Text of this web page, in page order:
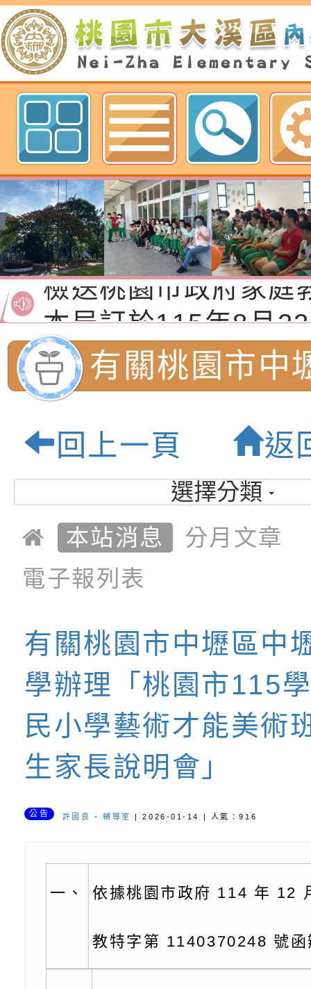
歡迎參觀：桃園市內柵國民小學網
函轉國家通訊傳播委
「2026城鎮韌性（
－行動網路降速演練
畫」
為強化「2026城鎮
演習」，全民防空意
檢送桃園市政府家庭
「小桃家8月課程資
期親子電影營」、「
桃」、「愛『原原』
幸福系列講座及成長
報各1份
本局訂於115年8月
六)辦理「2026桃園
系列活動—儒門初開
函轉桃園市政府「
性(防空)演習執行計
（防空）演習－行動
演練」
檢送桃園市政府家庭
節慶祝活動」海報電
交通安全宣導標語播
道安宣導影像素材
檢送桃園市政府LED
字稿及LCD託播影片
檢送行政院新聞傳播
月份公共服務政策溝
訊
檢送本市馬祖新村眷
區《植地有聲》主題
有關本市辦理115年
專注力研習營 「正
緒學習與生命教育(
梯次)」
檢送桃園市政府LED
字稿及LCD託播影片
函轉「2026台東博
海報電子檔及活動介
檢送桃園市政府家庭
「小桃家7月課程資
「HELLO新鮮人」
養練習題」、「青少
徵件活動」海報
有關本局115年「暑
年─青春專案」LED
字稿
為配合政府政策宣導
者權益暨落實保護青
檢送桃園市政府LED
字稿及LCD託播影（
函轉有關身心障礙者
（CRPD）第三次國
約專要文件及附件英
檢送行政院新聞傳播
月份公共服務政策溝
訊
轉知教育部國民及學
辦理「115年度促進
檢送桃園市政府LED
有關桃園市中
國民小學辦理
115學年度國
術才能美術班
家長說明會」
內柵國民小學
育園地
回上一頁 返
選擇分類
本站消息
分月文章
電子報列表
有關桃園市中壢區中
學辦理「桃園市115
民小學藝術才能美術
生家長說明會」
公告 許國良 -輔導室 | 2026-01-14 | 人氣：916
一、 依據桃園市政府 114 年 12
教特字第 1140370248 號函